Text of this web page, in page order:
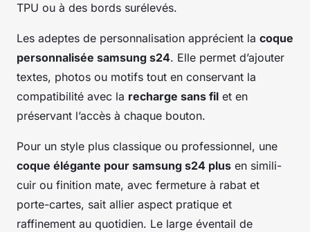
TPU ou à des bords surélevés.
Les adeptes de personnalisation apprécient la coque
personnalisée samsung s24. Elle permet d’ajouter
textes, photos ou motifs tout en conservant la
compatibilité avec la recharge sans fil et en
préservant l’accès à chaque bouton.
Pour un style plus classique ou professionnel, une
coque élégante pour samsung s24 plus en simili-
cuir ou finition mate, avec fermeture à rabat et
porte-cartes, sait allier aspect pratique et
raffinement au quotidien. Le large éventail de